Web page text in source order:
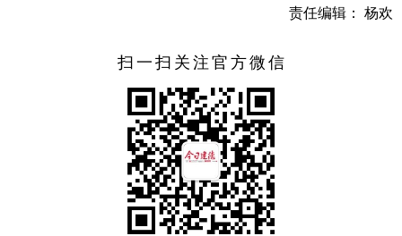
责任编辑： 杨欢
扫一扫关注官方微信